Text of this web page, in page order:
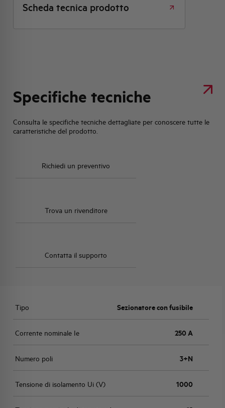
Scheda tecnica prodotto
Specifiche tecniche
Consulta le specifiche tecniche dettagliate per conoscere tutte le
caratteristiche del prodotto.
Richiedi un preventivo
Trova un rivenditore
Contatta il supporto
Tipo Sezionatore con fusibile
Corrente nominale Ie 250 A
Numero poli 3+N
Tensione di isolamento Ui (V) 1000